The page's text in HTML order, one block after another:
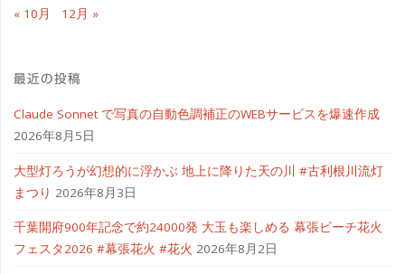
た
富
通
« 10月 12月 »
最近の投稿
Claude Sonnet で写真の自動色調補正のWEBサービスを爆速作成
2026年8月5日
大型灯ろうが幻想的に浮かぶ 地上に降りた天の川 #古利根川流灯
まつり 2026年8月3日
千葉開府900年記念で約24000発 大玉も楽しめる 幕張ビーチ花火
フェスタ2026 #幕張花火 #花火 2026年8月2日